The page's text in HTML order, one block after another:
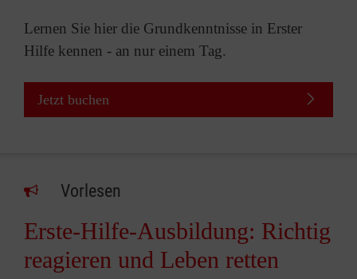
Lernen Sie hier die Grundkenntnisse in Erster
Hilfe kennen - an nur einem Tag.
Jetzt buchen
Vorlesen
Erste-Hilfe-Ausbildung: Richtig
reagieren und Leben retten